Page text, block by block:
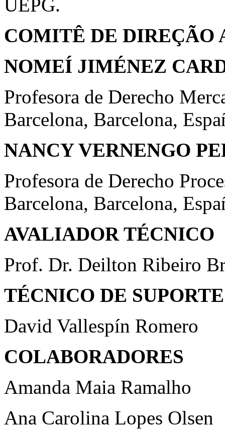
UEPG.
COMITÊ DE DIREÇÃO
NOMEÍ JIMÉNEZ
Profesora de Derecho
Barcelona, Barcelona,
NANCY VERNENGO
Profesora de Derecho
Barcelona, Barcelona,
AVALIADOR TÉCNICO
Prof. Dr. Deilton Ribeiro
TÉCNICO DE
David Vallespín Romero
COLABORADORES
Amanda Maia Ramalho
Ana Carolina Lopes Olsen